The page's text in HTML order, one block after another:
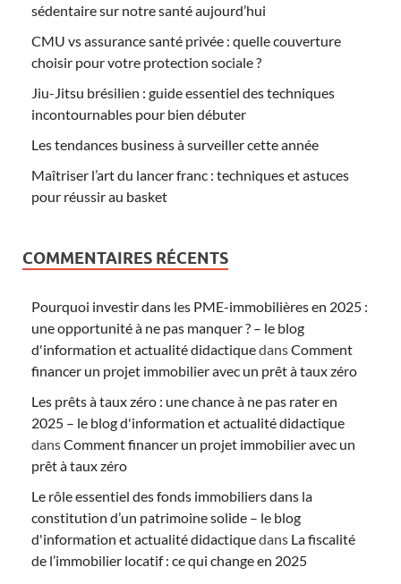
sédentaire sur notre santé aujourd’hui
CMU vs assurance santé privée : quelle couverture
choisir pour votre protection sociale ?
Jiu-Jitsu brésilien : guide essentiel des techniques
incontournables pour bien débuter
Les tendances business à surveiller cette année
Maîtriser l’art du lancer franc : techniques et astuces
pour réussir au basket
COMMENTAIRES RÉCENTS
Pourquoi investir dans les PME-immobilières en 2025 :
une opportunité à ne pas manquer ? – le blog
d'information et actualité didactiquedansComment
financer un projet immobilier avec un prêt à taux zéro
Les prêts à taux zéro : une chance à ne pas rater en
2025 – le blog d'information et actualité didactique
dansComment financer un projet immobilier avec un
prêt à taux zéro
Le rôle essentiel des fonds immobiliers dans la
constitution d’un patrimoine solide – le blog
d'information et actualité didactiquedans La fiscalité
de l’immobilier locatif : ce qui change en 2025